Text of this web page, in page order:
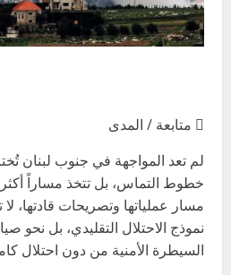
 متابعة / المدى
لم تعد المواجهة في جنوب لبنان
خطوط التماس، بل تتخذ مساراً أكثر
مسار عملياتها وتصريحات قادتها،
نموذج الاحتلال التقليدي، بل نحو
السيطرة الأمنية من دون احتلال